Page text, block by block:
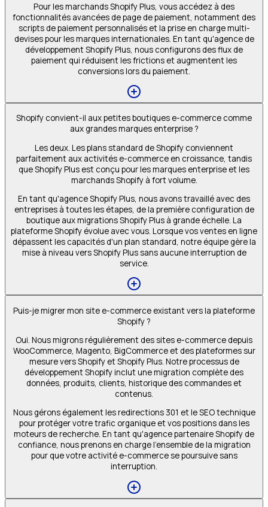
Pour les marchands Shopify Plus, vous accédez à des
fonctionnalités avancées de page de paiement, notamment des
scripts de paiement personnalisés et la prise en charge multi-
devises pour les marques internationales. En tant qu'agence de
développement Shopify Plus, nous configurons des flux de
paiement qui réduisent les frictions et augmentent les
conversions lors du paiement.
Shopify convient-il aux petites boutiques e-commerce comme
aux grandes marques enterprise ?
Les deux. Les plans standard de Shopify conviennent
parfaitement aux activités e-commerce en croissance, tandis
que Shopify Plus est conçu pour les marques enterprise et les
marchands Shopify à fort volume.
En tant qu'agence Shopify Plus, nous avons travaillé avec des
entreprises à toutes les étapes, de la première configuration de
boutique aux migrations Shopify Plus à grande échelle. La
plateforme Shopify évolue avec vous. Lorsque vos ventes en ligne
dépassent les capacités d'un plan standard, notre équipe gère la
mise à niveau vers Shopify Plus sans aucune interruption de
service.
Puis-je migrer mon site e-commerce existant vers la plateforme
Shopify ?
Oui. Nous migrons régulièrement des sites e-commerce depuis
WooCommerce, Magento, BigCommerce et des plateformes sur
mesure vers Shopify et Shopify Plus. Notre processus de
développement Shopify inclut une migration complète des
données, produits, clients, historique des commandes et
contenus.
Nous gérons également les redirections 301 et le SEO technique
pour protéger votre trafic organique et vos positions dans les
moteurs de recherche. En tant qu'agence partenaire Shopify de
confiance, nous prenons en charge l'ensemble de la migration
pour que votre activité e-commerce se poursuive sans
interruption.